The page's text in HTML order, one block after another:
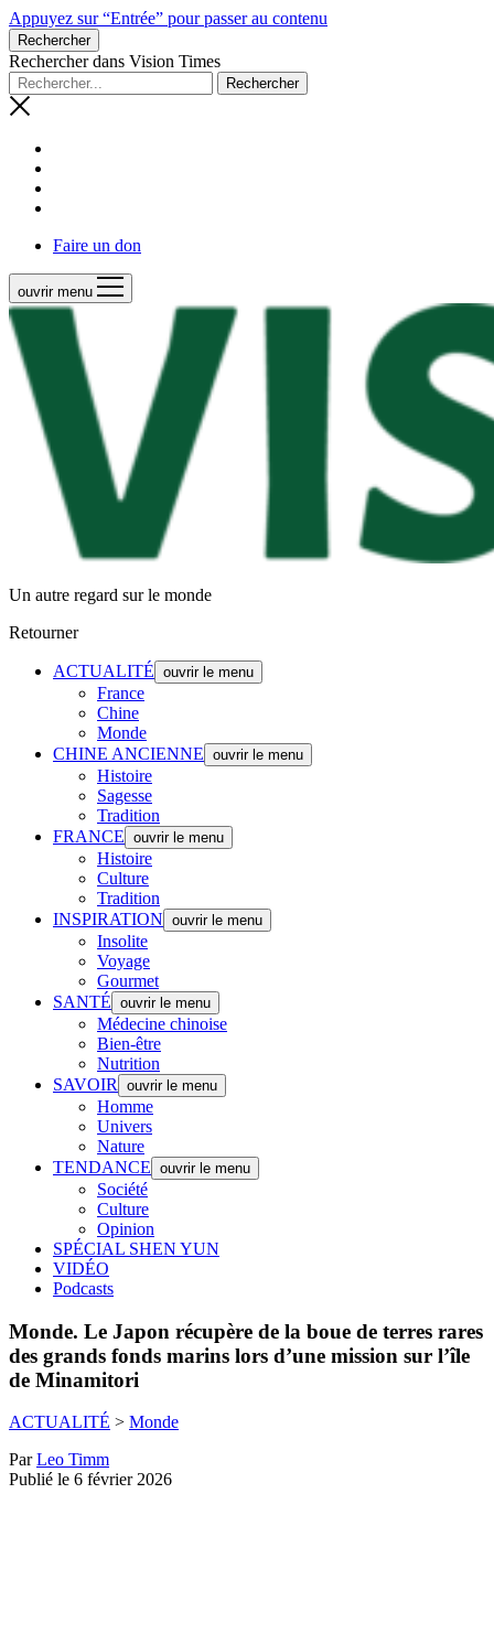
Appuyez sur “Entrée” pour passer au contenu
Rechercher
Rechercher dans Vision Times
Faire un don
ouvrir menu
Un autre regard sur le monde
Retourner
ACTUALITÉ ouvrir le menu
France
Chine
Monde
CHINE ANCIENNE ouvrir le menu
Histoire
Sagesse
Tradition
FRANCE ouvrir le menu
Histoire
Culture
Tradition
INSPIRATION ouvrir le menu
Insolite
Voyage
Gourmet
SANTÉ ouvrir le menu
Médecine chinoise
Bien-être
Nutrition
SAVOIR
ouvrir le menu
Homme
Univers
Nature
TENDANCE ouvrir le menu
Société
Culture
Opinion
SPÉCIAL SHEN YUN
VIDÉO
Podcasts
Monde. Le Japon récupère de la boue de terres rares
des grands fonds marins lors d’une mission sur l’île
de Minamitori
ACTUALITÉ > Monde
ParLeo Timm
Publié le 6 février 2026